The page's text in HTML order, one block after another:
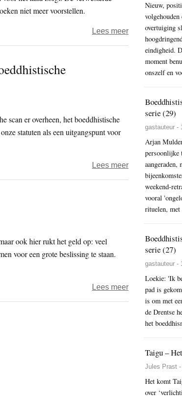
maken
niet meer voorstellen.
Lees meerover
indrukwekkende
scan er overheen, het boeddhistische
statuten als een uitgangspunt voor
Lees meerover
BOS:
brainstormen
kanalen
boeddhistische
ook hier rukt het geld op: veel
voor een grote beslissing te staan.
Lees meerover
zondag:
Pasture
Nieuw,
overtuiging
eindigheid.
moment
onszelf en
serie (29)
gastauteur -
Arjan
persoonlijke
aangeraden,
weekend-
vooral
rituelen,
serie (27)
gastauteur -
Loekie: 'Ik
pad is
is om met
de Drentse
het
Taigu –
Jules Prast
Het komt
over